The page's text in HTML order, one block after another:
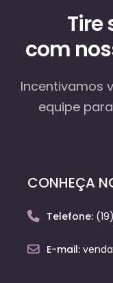
Tire
com
Incentivamos
equipepara
CONHEÇA
Telefone:
E-mail: